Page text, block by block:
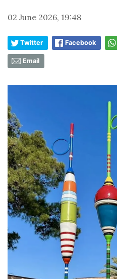
02 June 2026, 19:48
Twitter Facebook
Email